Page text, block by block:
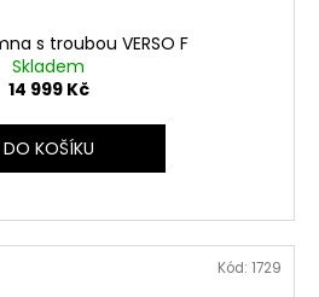
s troubou VERSO F
Skladem
14 999 Kč
DO KOŠÍKU
Kód: 1729